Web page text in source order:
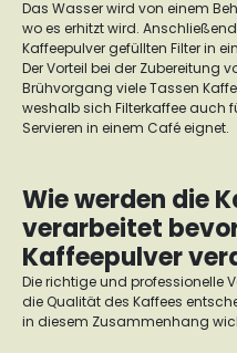
Das Wasser wird von einem
wo es erhitzt wird.
Kaffeepulver gefüllten Filter in
Der Vorteil bei der Zubereitung
Brühvorgang viele Tassen
weshalb sich Filterkaffee auch
Servieren in einem Café eignet.
Wie werden die
verarbeitet
Kaffeepulver
Die richtige und professionelle
die Qualität des Kaffees
in diesem Zusammenhang